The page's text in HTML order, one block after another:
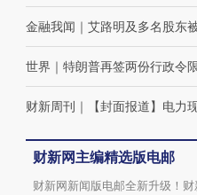
金融我闻 ｜ 艾路明及多名股东
世界 ｜ 特朗普再签两份行政令
财新周刊 ｜ 【封面报道】电力
财新网主编精选版电邮
财新网新闻版电邮全新升级！